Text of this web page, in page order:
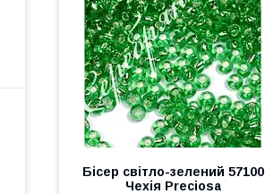
Бісер світло-зелений 57100
Чехія Preciosa